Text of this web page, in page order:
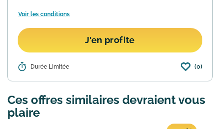
Voir les conditions
J'en profite
Détails : Pour toute commande passée sur le
minimum d'achat. La remise s'applique
Durée Limitée (0)
Ces offres similaires devraient vous
plaire